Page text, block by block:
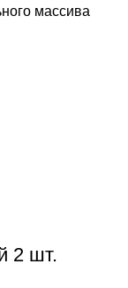
массива
2 шт.